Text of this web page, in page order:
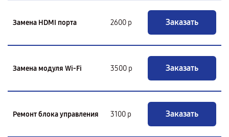
Замена HDMI порта 2600 р Заказать
Замена модуля Wi-Fi 3500 р Заказать
Ремонт блока управления 3100 р Заказать